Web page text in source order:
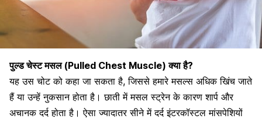
पुल्ड चेस्ट मसल (Pulled Chest Muscle) क्या है?
यह उस चोट को कहा जा सकता है, जिससे हमारे मसल्स अधिक खिंच जाते
हैं या उन्हें नुकसान होता है।छाती में मसल स्ट्रेन के कारण शार्प और
अचानक दर्द होता है। ऐसा ज्यादातर सीने में दर्द इंटरकॉस्टल मांसपेशियों